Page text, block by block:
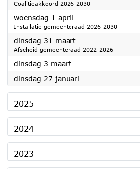
Coalitieakkoord 2026-2030
woensdag 1 april
Installatie gemeenteraad 2026-2030
dinsdag 31 maart2026
Afscheid gemeenteraad 2022-2026
dinsdag 3 maart2026
dinsdag 27 januari
2025
2024
2023